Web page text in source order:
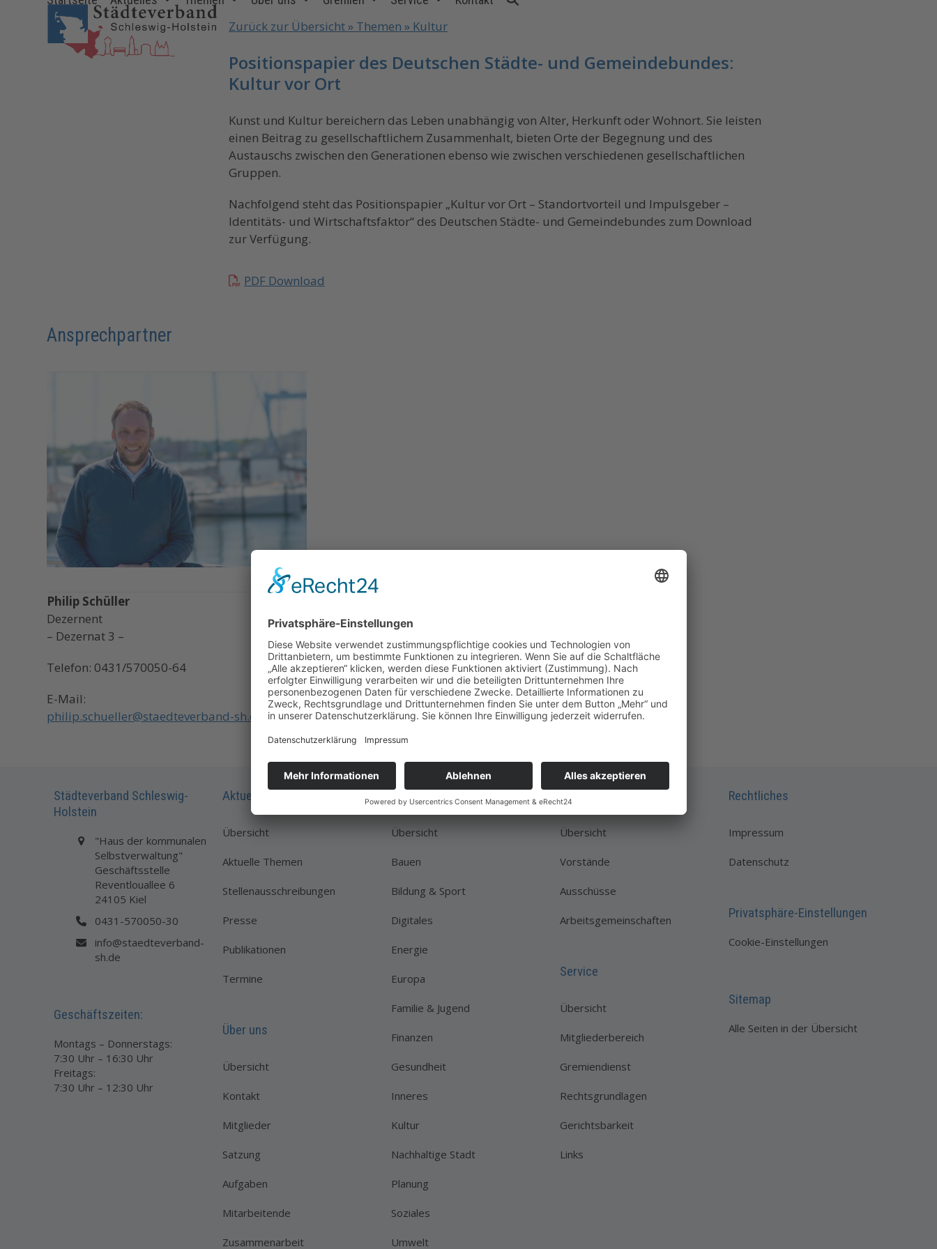
Zurück zur Übersicht » Themen » Kultur
Positionspapier des Deutschen Städte- und Gemeindebundes:
Kultur vor Ort
Kunst und Kultur bereichern das Leben unabhängig von Alter, Herkunft oder Wohnort. Sie leisten
einen Beitrag zu gesellschaftlichem Zusammenhalt, bieten Orte der Begegnung und des
Austauschs zwischen den Generationen ebenso wie zwischen verschiedenen gesellschaftlichen
Gruppen.
Nachfolgend steht das Positionspapier „Kultur vor Ort – Standortvorteil und Impulsgeber –
Identitäts- und Wirtschaftsfaktor“ des Deutschen Städte- und Gemeindebundes zum Download
zur Verfügung.
PDF Download
Ansprechpartner
Philip Schüller
Dezernent
– Dezernat 3 –
Telefon: 0431/570050-64
E-Mail:
philip.schueller@staedteverband-sh.de
Städteverband Schleswig-
Holstein
"Haus der kommunalen
Selbstverwaltung"
Geschäftsstelle
Reventlouallee 6
24105 Kiel
0431-570050-30
info@staedteverband-
sh.de
Geschäftszeiten:
Montags – Donnerstags:
7:30 Uhr – 16:30 Uhr
Freitags:
7:30 Uhr – 12:30 Uhr
Aktuelles
Übersicht
Aktuelle Themen
Stellenausschreibungen
Presse
Publikationen
Termine
Über uns
Übersicht
Kontakt
Mitglieder
Satzung
Aufgaben
Mitarbeitende
Zusammenarbeit
Themen
Übersicht
Bauen
Bildung & Sport
Digitales
Energie
Europa
Familie & Jugend
Finanzen
Gesundheit
Inneres
Kultur
Nachhaltige Stadt
Planung
Soziales
Umwelt
Gremien
Übersicht
Vorstände
Ausschüsse
Arbeitsgemeinschaften
Service
Übersicht
Mitgliederbereich
Gremiendienst
Rechtsgrundlagen
Gerichtsbarkeit
Links
Rechtliches
Impressum
Datenschutz
Privatsphäre-Einstellungen
Cookie-Einstellungen
Sitemap
Alle Seiten in der Übersicht